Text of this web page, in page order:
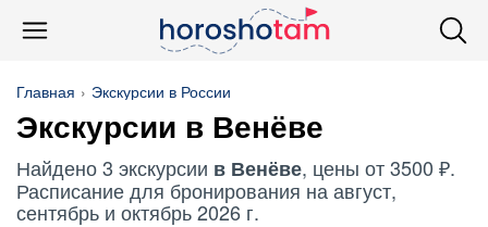
Главная Экскурсии в России
Экскурсии в Венёве
Найдено 3 экскурсии в Венёве, цены от 3500 ₽.
Расписание для бронирования на август,
сентябрь и октябрь 2026 г.